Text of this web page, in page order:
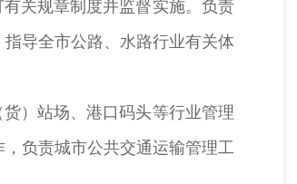
关规章制度并监督实施。负责
导全市公路、水路行业有关体
）站场、港口码头等行业管理
负责城市公共交通运输管理工